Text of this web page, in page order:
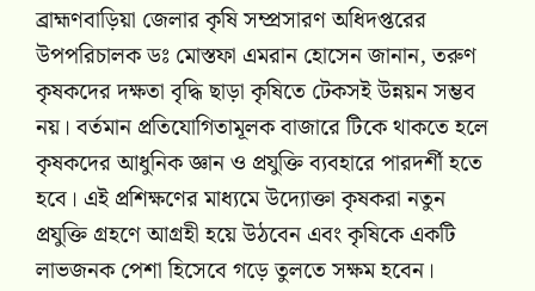
ব্রাহ্মণবাড়িয়া জেলার কৃষি সম্প্রসারণ অধিদপ্তরের
উপপরিচালক ডঃ মোস্তফা এমরান হোসেন জানান, তরুণ
কৃষকদের দক্ষতা বৃদ্ধি ছাড়া কৃষিতে টেকসই উন্নয়ন সম্ভব
নয়। বর্তমান প্রতিযোগিতামূলক বাজারে টিকে থাকতে হলে
কৃষকদের আধুনিক জ্ঞান ও প্রযুক্তি ব্যবহারে পারদর্শী হতে
হবে। এই প্রশিক্ষণের মাধ্যমে উদ্যোক্তা কৃষকরা নতুন
প্রযুক্তি গ্রহণে আগ্রহী হয়ে উঠবেন এবং কৃষিকে একটি
লাভজনক পেশা হিসেবে গড়ে তুলতে সক্ষম হবেন।